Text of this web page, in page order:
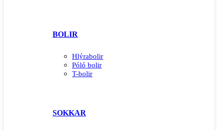
BOLIR
Hlýrabolir
Póló bolir
T-bolir
SOKKAR